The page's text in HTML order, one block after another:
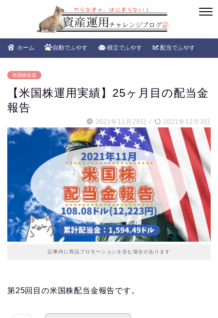
ホーム 自動でふやす 積立でふやす 配当でふやす
米国株投資
【米国株運用実績】25ヶ月目の配当金
報告
2021年11月28日 / 2021年12月3日
記事内に商品プロモーションを含む場合があります
第25回目の米国株配当金報告です。